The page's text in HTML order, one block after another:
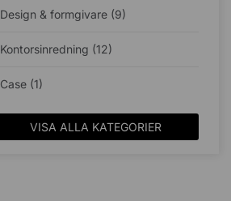
Design & formgivare (9)
Kontorsinredning (12)
Case (1)
VISA ALLA KATEGORIER